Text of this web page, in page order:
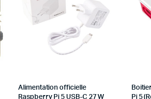
Alimentation officielle
Raspberry Pi 5 USB-C 27 W
Pi 5